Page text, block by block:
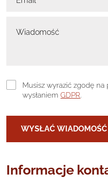
Musisz wyrazić zgodę
wysłaniemGDPR.
Informacje